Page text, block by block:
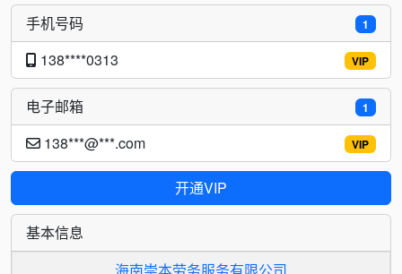
1
手机号码
VIP
138****0313
1
电子邮箱
VIP
138***@***.com
开通VIP
基本信息